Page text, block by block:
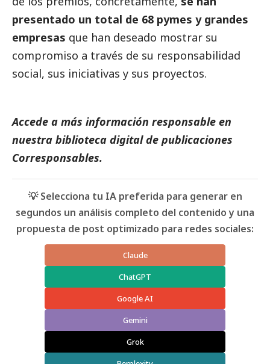
presentado un total de 68 pymes y grandes
empresas que han deseado mostrar su
compromiso a través de su responsabilidad
social, sus iniciativas y sus proyectos.
Accede a más información responsable en
nuestra biblioteca digital de publicaciones
Corresponsables.
💡 Selecciona tu IA preferida para generar en
segundos un análisis completo del contenido y una
propuesta de post optimizado para redes sociales:
Claude
ChatGPT
Google AI
Gemini
Grok